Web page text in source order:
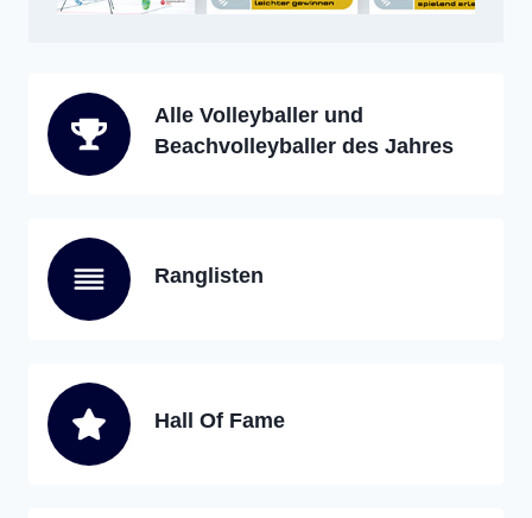
Alle Volleyballer und
Beachvolleyballer des Jahres
Ranglisten
Hall Of Fame